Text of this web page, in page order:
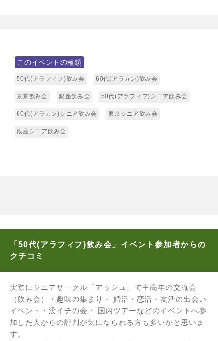
このイベントの種類
50代(アラフィフ)飲み会 60代(アラカン)飲み会
東京飲み会 銀座飲み会 50代(アラフィフ)シニア飲み会
60代(アラカン)シニア飲み会 東京シニア飲み会
銀座シニア飲み会
「50代(アラフィフ)飲み会」イベント参加者からの
クチコミ
実際にシニアサークル「アッシュ」で中高年の交流会
（飲み会）・趣味の集まり・ 婚活・恋活・友活の出会い
イベント・没イチの会・ 国内ツアーなどのイベントへ参
加した人からの評判が気になられる方も多いかと思いま
す。